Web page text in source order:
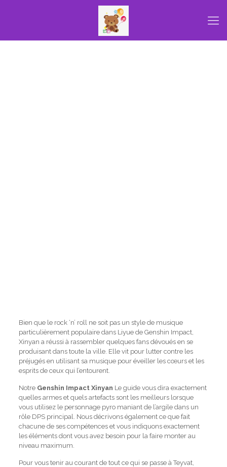
Bien que le rock ‘n’ roll ne soit pas un style de musique
particulièrement populaire dans Liyue de Genshin Impact,
Xinyan a réussi à rassembler quelques fans dévoués en se
produisant dans toute la ville. Elle vit pour lutter contre les
préjugés en utilisant sa musique pour éveiller les cœurs et les
esprits de ceux qui l’entourent.
Notre Genshin Impact Xinyan Le guide vous dira exactement
quelles armes et quels artefacts sont les meilleurs lorsque
vous utilisez le personnage pyro maniant de l’argile dans un
rôle DPS principal. Nous décrivons également ce que fait
chacune de ses compétences et vous indiquons exactement
les éléments dont vous avez besoin pour la faire monter au
niveau maximum.
Pour vous tenir au courant de tout ce qui se passe à Teyvat,